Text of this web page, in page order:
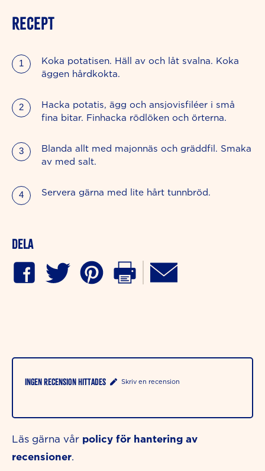
RECEPT
Koka potatisen. Häll av och låt svalna. Koka
äggen hårdkokta.
Hacka potatis, ägg och ansjovisfiléer i små
fina bitar. Finhacka rödlöken och örterna.
Blanda allt med majonnäs och gräddfil. Smaka
av med salt.
Servera gärna med lite hårt tunnbröd.
Dela
Ingen recension hittades Skriv en recension
Läs gärna vår policy för hantering av
recensioner.